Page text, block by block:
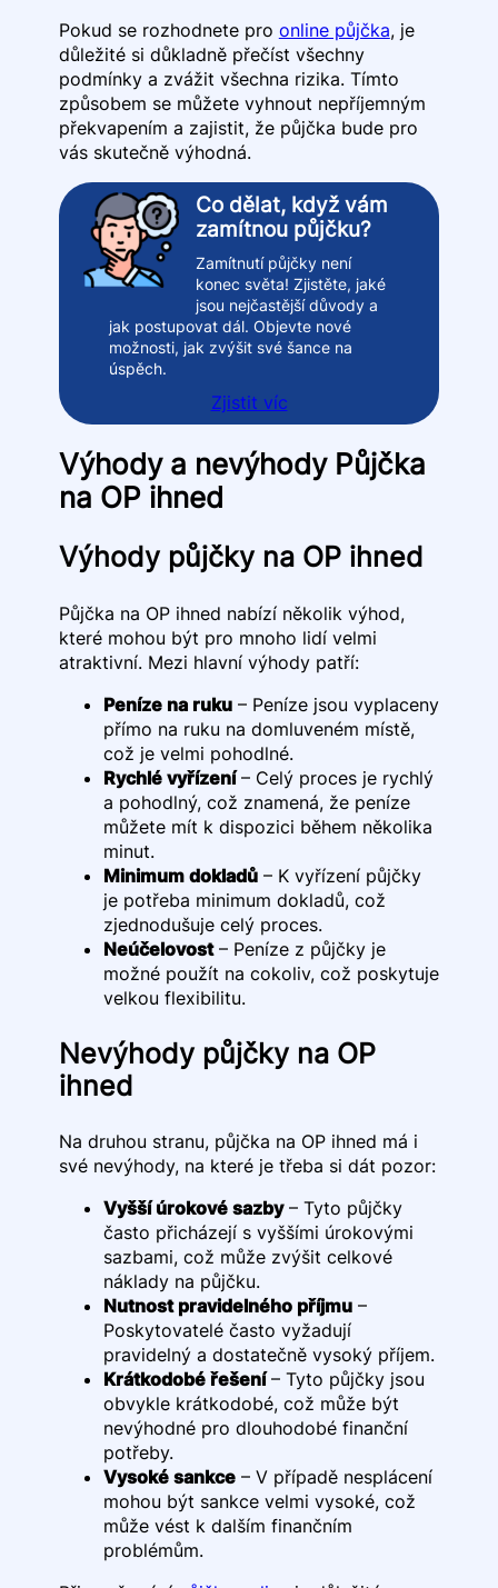
Pokud se rozhodnete pro online půjčka, je
důležité si důkladně přečíst všechny
podmínky a zvážit všechna rizika. Tímto
způsobem se můžete vyhnout nepříjemným
překvapením a zajistit, že půjčka bude pro
vás skutečně výhodná.
Co dělat, když vám
zamítnou půjčku?
Zamítnutí půjčky není
konec světa! Zjistěte, jaké
jsou nejčastější důvody a
jak postupovat dál. Objevte nové
možnosti, jak zvýšit své šance na
úspěch.
Zjistit víc
Výhody a nevýhody Půjčka
na OP ihned
Výhody půjčky na OP ihned
Půjčka na OP ihned nabízí několik výhod,
které mohou být pro mnoho lidí velmi
atraktivní. Mezi hlavní výhody patří:
Peníze na ruku– Peníze jsou vyplaceny
přímo na ruku na domluveném místě,
což je velmi pohodlné.
Rychlé vyřízení– Celý proces je rychlý
a pohodlný, což znamená, že peníze
můžete mít k dispozici během několika
minut.
Minimum dokladů– K vyřízení půjčky
je potřeba minimum dokladů, což
zjednodušuje celý proces.
Neúčelovost– Peníze z půjčky je
možné použít na cokoliv, což poskytuje
velkou flexibilitu.
Nevýhody půjčky na OP
ihned
Na druhou stranu, půjčka na OP ihned má i
své nevýhody, na které je třeba si dát pozor:
Vyšší úrokové sazby– Tyto půjčky
často přicházejí s vyššími úrokovými
sazbami, což může zvýšit celkové
náklady na půjčku.
Nutnost pravidelného příjmu–
Poskytovatelé často vyžadují
pravidelný a dostatečně vysoký příjem.
Krátkodobé řešení– Tyto půjčky jsou
obvykle krátkodobé, což může být
nevýhodné pro dlouhodobé finanční
potřeby.
Vysoké sankce– V případě nesplácení
mohou být sankce velmi vysoké, což
může vést k dalším finančním
problémům.